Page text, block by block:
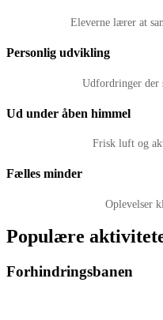
Eleverne lærer at
Personlig udvikling
Udfordringer der
Ud under åben himmel
Frisk luft og
Fælles minder
Oplevelser
Populære
Forhindringsbanen